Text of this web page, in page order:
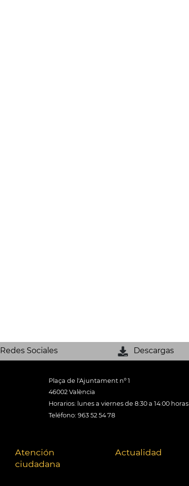
Redes Sociales Descargas
Plaça de l'Ajuntament nº 1
46002 València
Horarios: lunes a viernes de 8:30 a 14:00 horas
Teléfono: 963 52 54 78
Atención
ciudadana
Actualidad